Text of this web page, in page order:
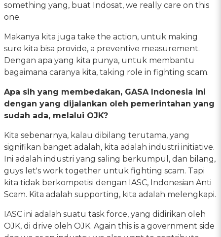
something yang, buat Indosat, we really care on this
one.
Makanya kita juga take the action, untuk making
sure kita bisa provide, a preventive measurement.
Dengan apa yang kita punya, untuk membantu
bagaimana caranya kita, taking role in fighting scam.
Apa sih yang membedakan, GASA Indonesia ini
dengan yang dijalankan oleh pemerintahan yang
sudah ada, melalui OJK?
Kita sebenarnya, kalau dibilang terutama, yang
signifikan banget adalah, kita adalah industri initiative.
Ini adalah industri yang saling berkumpul, dan bilang,
guys let's work together untuk fighting scam. Tapi
kita tidak berkompetisi dengan IASC, Indonesian Anti
Scam. Kita adalah supporting, kita adalah melengkapi.
IASC ini adalah suatu task force, yang didirikan oleh
OJK, di drive oleh OJK. Again this is a government side